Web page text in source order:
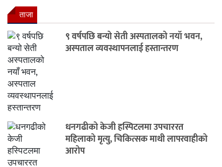
ताजा
९ वर्षपछि बन्यो सेती अस्पतालको नयाँ भवन,
अस्पताल व्यवस्थापनलाई हस्तान्तरण
धनगढीको केजी हस्पिटलमा उपचाररत
महिलाको मृत्यु, चिकित्सक माथी लापरवाहीको
आरोप